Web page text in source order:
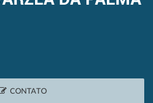
CONTATO